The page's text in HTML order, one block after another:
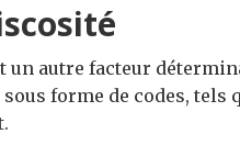
un autre facteur
forme de codes, tels